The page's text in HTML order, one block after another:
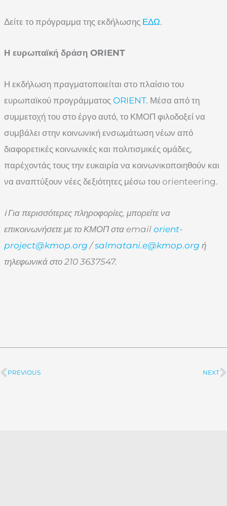
Δείτε το πρόγραμμα της εκδήλωσης ΕΔΩ.
Η ευρωπαϊκή δράση ORIENT
Η εκδήλωση πραγματοποιείται στο πλαίσιο του
ευρωπαϊκού προγράμματος ORIENT. Μέσα από τη
συμμετοχή του στο έργο αυτό, το ΚΜΟΠ φιλοδοξεί να
συμβάλει στην κοινωνική ενσωμάτωση νέων από
διαφορετικές κοινωνικές και πολιτισμικές ομάδες,
παρέχοντάς τους την ευκαιρία να κοινωνικοποιηθούν και
να αναπτύξουν νέες δεξιότητες μέσω του orienteering.
ℹ Για περισσότερες πληροφορίες, μπορείτε να
επικοινωνήσετε με το ΚΜΟΠ στα email orient-
project@kmop.org /salmatani.e@kmop.org ή
τηλεφωνικά στο 210 3637547.
Prev
PREVIOUS NEXT